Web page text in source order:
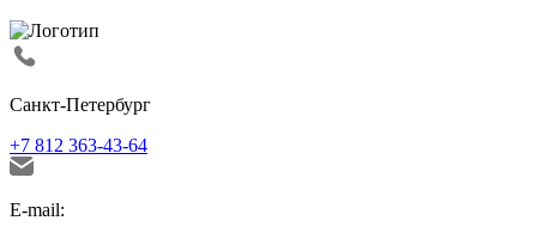
Санкт-Петербург
+7 812 363-43-64
E-mail: